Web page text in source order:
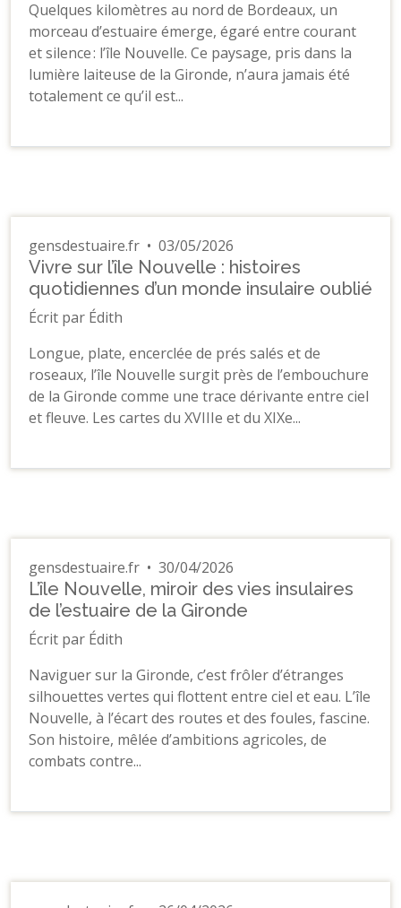
Quelques kilomètres au nord de Bordeaux, un
morceau d’estuaire émerge, égaré entre courant
et silence : l’île Nouvelle. Ce paysage, pris dans la
lumière laiteuse de la Gironde, n’aura jamais été
totalement ce qu’il est...
gensdestuaire.fr • 03/05/2026
Vivre sur l’île Nouvelle : histoires
quotidiennes d’un monde insulaire oublié
Écrit par Édith
Longue, plate, encerclée de prés salés et de
roseaux, l’île Nouvelle surgit près de l’embouchure
de la Gironde comme une trace dérivante entre ciel
et fleuve. Les cartes du XVIIIe et du XIXe...
gensdestuaire.fr • 30/04/2026
L’île Nouvelle, miroir des vies insulaires
de l’estuaire de la Gironde
Écrit par Édith
Naviguer sur la Gironde, c’est frôler d’étranges
silhouettes vertes qui flottent entre ciel et eau. L’île
Nouvelle, à l’écart des routes et des foules, fascine.
Son histoire, mêlée d’ambitions agricoles, de
combats contre...